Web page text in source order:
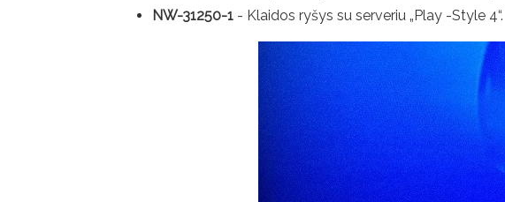
NW-31250-1 - Klaidos ryšys su serveriu „Play -Style